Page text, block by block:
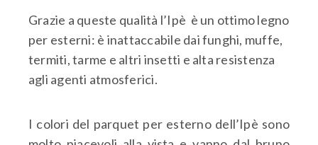
Grazie a queste qualità l’Ipè è un ottimo legno
per esterni: è inattaccabile dai funghi, muffe,
termiti, tarme e altri insetti e alta resistenza
agli agenti atmosferici.
I colori del parquet per esterno dell’Ipè sono